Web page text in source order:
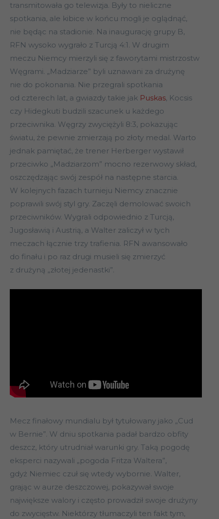
transmitowała go telewizja. Były to nieliczne
spotkania, ale kibice w końcu mogli je oglądnąć,
nie będąc na stadionie. Na inaugurację grupy B,
RFN wysoko wygrało z Turcją 4:1. W drugim
meczu Niemcy mierzyli się z faworytami mistrzostw
Węgrami. „Madziarze” byli uznawani za drużynę
nie do pokonania. Nie przegrali spotkania
od czterech lat, a gwiazdy takie jak Puskas, Kocsis
czy Hidegkuti budzili szacunek u każdego
przeciwnika. Węgrzy zwyciężyli 8:3, pokazując
światu, że pewnie zmierzają po złoty medal. Warto
jednak pamiętać, że trener Herberger wystawił
przeciwko „Madziarzom” mocno rezerwowy skład,
oszczędzając swój zespół na następne starcia.
W kolejnych fazach turnieju Niemcy znacznie
poprawili swój styl gry. Zaczęli demolować swoich
przeciwników. Wygrali odpowiednio z Turcją,
Jugosławią i Austrią, a Walter zaliczył w tych
meczach łącznie trzy trafienia. RFN awansowało
do finału i po raz drugi musieli się zmierzyć
z drużyną „złotej jedenastki”.
Mecz finałowy mundialu był tytułowany jako „Cud
w Bernie”. W dniu spotkania padał bardzo obfity
deszcz, który utrudniał warunki gry. Taką pogodę
eksperci nazywali „pogoda Fritza Waltera”,
gdyż Niemiec czuł się wtedy wybornie. Walter,
grając w aurze deszczowej, pokazywał swoje
największe walory i często prowadził swoje drużyny
do zwycięstw. Niektórzy tłumaczyli ten fakt tym,